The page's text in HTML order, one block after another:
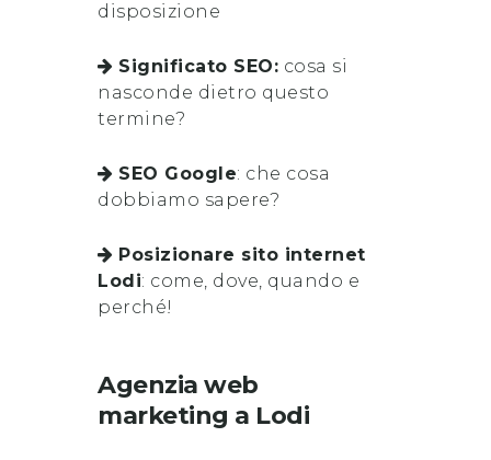
disposizione
Significato SEO: cosa si
nasconde dietro questo
termine?
SEO Google: che cosa
dobbiamo sapere?
Posizionare sito internet
Lodi: come, dove, quando e
perché!
Agenzia web
marketing a Lodi